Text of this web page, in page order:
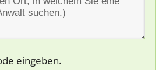
eingeben.